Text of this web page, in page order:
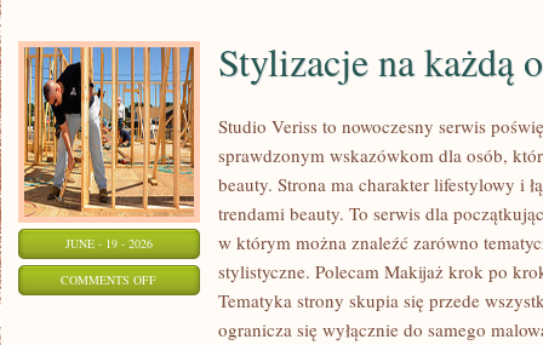
JUNE - 19 - 2026
COMMENTS OFFON
STYLIZACJE
Stylizacje na każdą
Studio Veriss to nowoczesny serwis
sprawdzonym wskazówkom dla osób,
beauty. Strona ma charakter lifestylowy i
trendami beauty. To serwis dla
w którym można znaleźć zarówno
stylistyczne. Polecam Makijaż krok po
Tematyka strony skupia się przede
ogranicza się wyłącznie do samego